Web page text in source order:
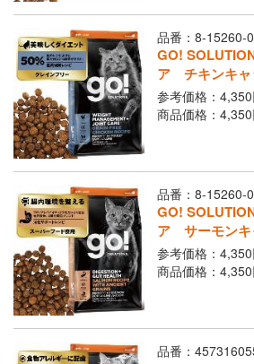
品番：8-15260-
GO!
ア チキンキャ
参考価格：
商品価格：
品番：8-15260-
GO!
ア サーモンキ
参考価格：
商品価格：
品番：